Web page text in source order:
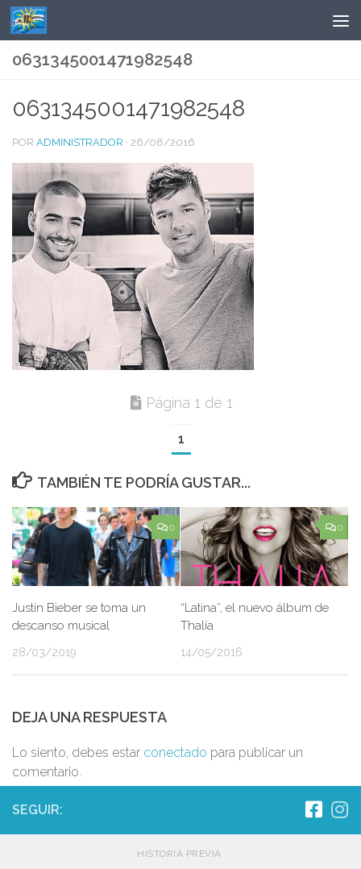
Saltar al contenido
0631345001471982548
0631345001471982548
POR ADMINISTRADOR · 26/08/2016
Página 1 de 1
1
TAMBIÉN TE PODRÍA GUSTAR...
0
Justin Bieber se toma un
descanso musical
28/03/2019
0
“Latina”, el nuevo álbum de
Thalía
14/05/2016
DEJA UNA RESPUESTA
Lo siento, debes estar conectado para publicar un
comentario.
SEGUIR:
HISTORIA PREVIA